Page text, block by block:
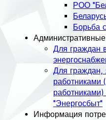
РОО
Борьба
Для граждан
Для
"Энергосбыт"
Информация